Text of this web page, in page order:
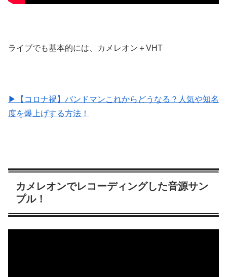
ライブでも基本的には、カメレオン＋VHT
▶【コロナ禍】バンドマンこれからどうなる？人気や知名
度を爆上げする方法！
カメレオンでレコーディングした音源サン
プル！